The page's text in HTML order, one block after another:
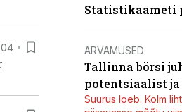
Statistikaameti
ARVAMUSED
Tallinna börsi
potentsiaalist
Suurus loeb. Kolm